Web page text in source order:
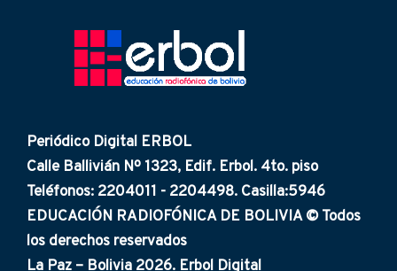
Periódico Digital ERBOL
Calle Ballivián Nº 1323, Edif. Erbol. 4to. piso
Teléfonos: 2204011 - 2204498. Casilla:5946
EDUCACIÓN RADIOFÓNICA DE BOLIVIA © Todos
los derechos reservados
La Paz – Bolivia 2026. Erbol Digital